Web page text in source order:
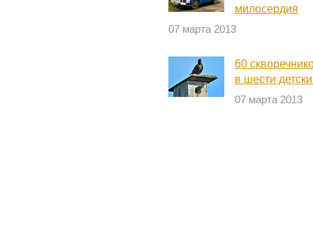
милосердия
07 марта 2013
60
в шести
07 марта 2013